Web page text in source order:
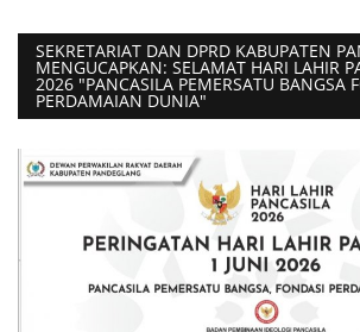
SEKRETARIAT DAN DPRD KABUPATEN
MENGUCAPKAN: SELAMAT HARI LAHIR
2026 "PANCASILA PEMERSATU BANGSA
PERDAMAIAN DUNIA"